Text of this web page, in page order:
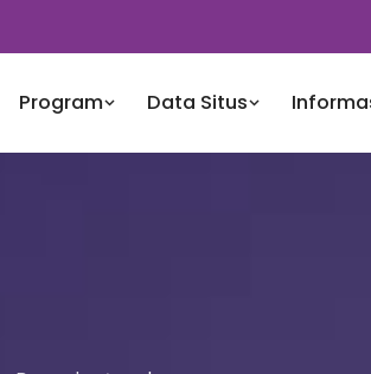
Program Data Situs